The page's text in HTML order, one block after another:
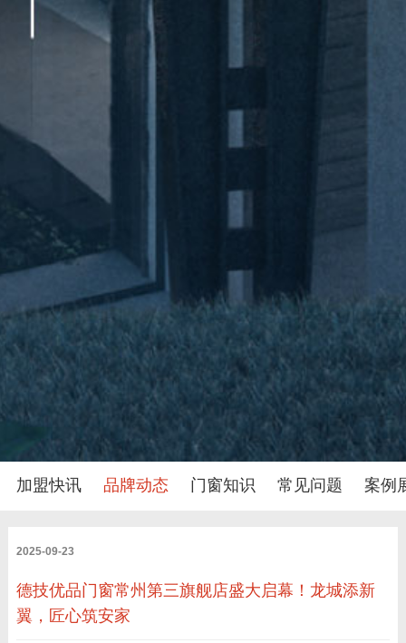
加盟快讯 品牌动态 门窗知识 常见问题 案例
2025-09-23
德技优品门窗常州第三旗舰店盛大启幕！龙城添新
翼，匠心筑安家